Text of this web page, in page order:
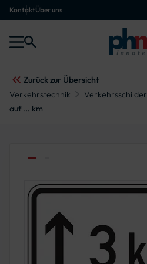
KontaktÜber uns
Zurück zur Übersicht
Verkehrstechnik
Verkehrsschilder
auf … km